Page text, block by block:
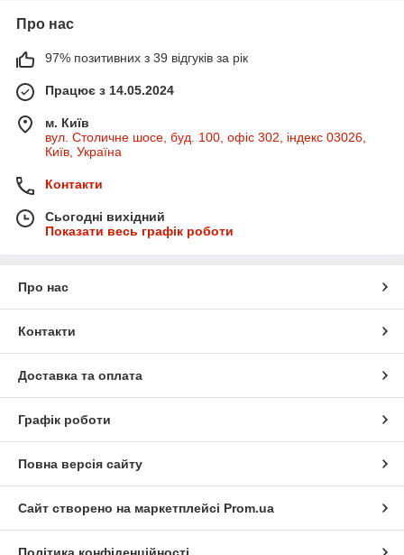
Про нас
97% позитивних з 39 відгуків за рік
Працює з 14.05.2024
м. Київ
вул. Столичне шосе, буд. 100, офіс 302, індекс 03026,
Київ, Україна
Контакти
Сьогодні вихідний
Показати весь графік роботи
Про нас
Контакти
Доставка та оплата
Графік роботи
Повна версія сайту
Сайт створено на маркетплейсі Prom.ua